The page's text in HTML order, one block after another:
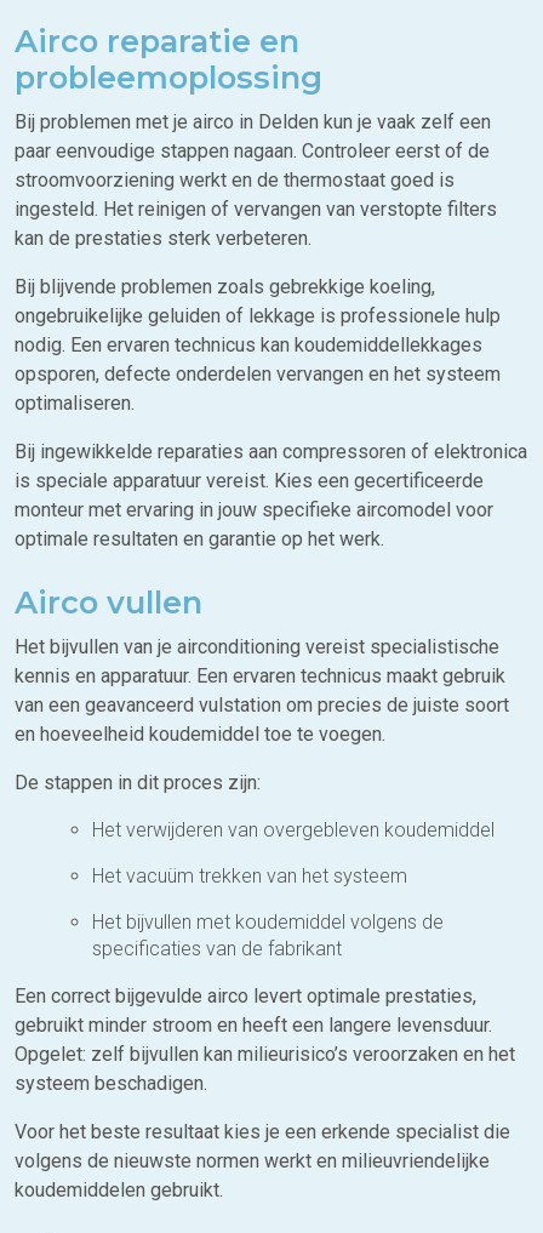
Airco reparatie en
probleemoplossing
Bij problemen met je airco in Delden kun je vaak zelf een
paar eenvoudige stappen nagaan. Controleer eerst of de
stroomvoorziening werkt en de thermostaat goed is
ingesteld. Het reinigen of vervangen van verstopte filters
kan de prestaties sterk verbeteren.
Bij blijvende problemen zoals gebrekkige koeling,
ongebruikelijke geluiden of lekkage is professionele hulp
nodig. Een ervaren technicus kan koudemiddellekkages
opsporen, defecte onderdelen vervangen en het systeem
optimaliseren.
Bij ingewikkelde reparaties aan compressoren of elektronica
is speciale apparatuur vereist. Kies een gecertificeerde
monteur met ervaring in jouw specifieke aircomodel voor
optimale resultaten en garantie op het werk.
Airco vullen
Het bijvullen van je airconditioning vereist specialistische
kennis en apparatuur. Een ervaren technicus maakt gebruik
van een geavanceerd vulstation om precies de juiste soort
en hoeveelheid koudemiddel toe te voegen.
De stappen in dit proces zijn:
Het verwijderen van overgebleven koudemiddel
Het vacuüm trekken van het systeem
Het bijvullen met koudemiddel volgens de
specificaties van de fabrikant
Een correct bijgevulde airco levert optimale prestaties,
gebruikt minder stroom en heeft een langere levensduur.
Opgelet: zelf bijvullen kan milieurisico’s veroorzaken en het
systeem beschadigen.
Voor het beste resultaat kies je een erkende specialist die
volgens de nieuwste normen werkt en milieuvriendelijke
koudemiddelen gebruikt.